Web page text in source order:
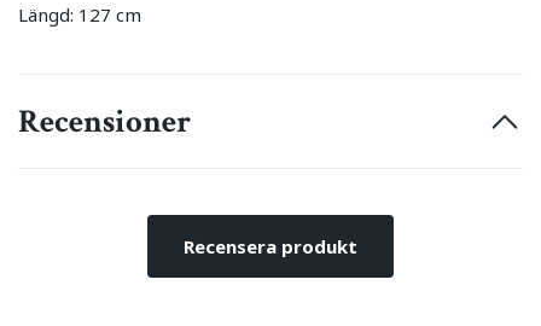
Längd: 127 cm
Recensioner
Recensera produkt